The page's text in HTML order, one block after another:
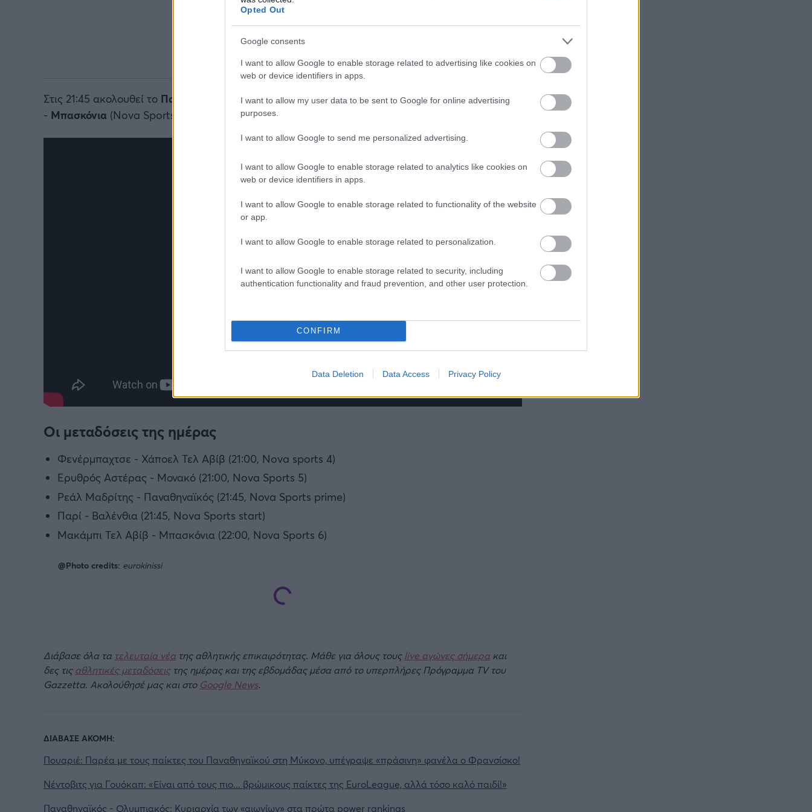
Opted Out
Google consents
I want to allow Google to enable storage related to advertising like cookies on
web or device identifiers in apps.
I want to allow my user data to be sent to Google for online advertising
purposes.
I want to allow Google to send me personalized advertising.
I want to allow Google to enable storage related to analytics like cookies on
web or device identifiers in apps.
I want to allow Google to enable storage related to functionality of the website
or app.
I want to allow Google to enable storage related to personalization.
I want to allow Google to enable storage related to security, including
authentication functionality and fraud prevention, and other user protection.
CONFIRM
Data Deletion Data Access Privacy Policy
Στις 21:45 ακολουθεί το Παρί Βαλένθια(Νοva Sports start) και στις 22:00 το Μακαμπι Τελ Αβίβ
- Μπασκόνια (Nova Sports 6).
Οι μεταδόσεις της ημέρας
Φενέρμπαχτσε - Χάποελ Τελ Αβίβ (21:00, Nova sports 4)
Ερυθρός Αστέρας - Μονακό (21:00, Nova Sports 5)
Ρεάλ Μαδρίτης - Παναθηναϊκός (21:45, Νοva Sports prime)
Παρί - Βαλένθια (21:45, Nova Sports start)
Μακάμπι Τελ Αβίβ - Μπασκόνια (22:00, Νοva Sports 6)
@Photo credits: eurokinissi
Διάβασε όλα τα τελευταία νέα της αθλητικής επικαιρότητας. Μάθε για όλους τους live αγώνες σήμερα και
δες τιςαθλητικές μεταδόσειςτης ημέρας και της εβδομάδας μέσα από το υπερπλήρες Πρόγραμμα TV του
Gazzetta. Ακολούθησέ μας και στο Google News.
ΔΙΑΒΑΣΕ ΑΚΟΜΗ:
Πουαριέ: Παρέα με τους παίκτες του Παναθηναϊκού στη Μύκονο, υπέγραψε «πράσινη» φανέλα ο Φρανσίσκο!
Νέντοβιτς για Γουόκαπ: «Είναι από τους πιο... βρώμικους παίκτες της EuroLeague, αλλά τόσο καλό παιδί!»
Παναθηναϊκός - Ολυμπιακός: Κυριαρχία των «αιωνίων» στα πρώτα power rankings